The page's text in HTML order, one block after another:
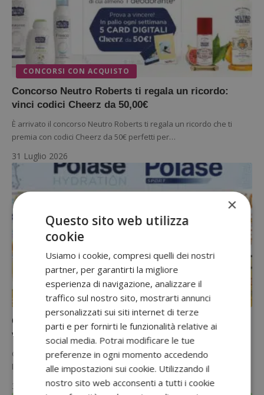
CONCORSI CON ACQUISTO
Concorso Neutro Roberts ti regala un ricordo:
vinci codici Cheerz da 50,00€
È arrivato il concorso Neutro Roberts ti regala un ricordo che ti
premia con codici Cheerz da 50€ perfetti per…
31 Luglio 2026
CONCORSI CON ACQUISTO
Concorso Polase “Dai ritmo al tuo allenamento”:
vinci cuffie Shokz Openrun Pro 2
Con il concorso Polase "Dai ritmo al tuo allenamento" puoi vincere
le cuffie sportive Shokz Openrun Pro 2 del valore…
30 Luglio 2026
×
Questo sito web utilizza
cookie
Usiamo i cookie, compresi quelli dei nostri
partner, per garantirti la migliore
esperienza di navigazione, analizzare il
traffico sul nostro sito, mostrarti annunci
personalizzati sui siti internet di terze
parti e per fornirti le funzionalità relative ai
social media. Potrai modificare le tue
preferenze in ogni momento accedendo
alle impostazioni sui cookie. Utilizzando il
nostro sito web acconsenti a tutti i cookie